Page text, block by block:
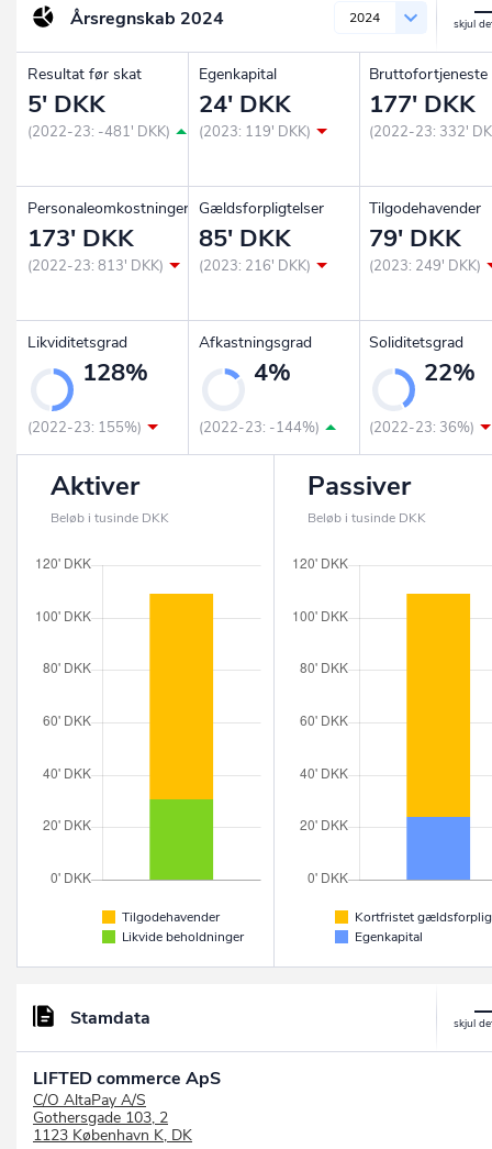
Årsregnskab 2024 2024
Resultat før skat
5' DKK
(2022-23: -481' DKK)
Egenkapital
24' DKK
(2023: 119' DKK)
Bruttofortjeneste
177' DKK
(2022-23: 332'
Personaleomkostninger
173' DKK
(2022-23: 813' DKK)
Gældsforpligtelser
85' DKK
(2023: 216' DKK)
Tilgodehavender
79' DKK
(2023: 249' DKK)
Likviditetsgrad
128%
(2022-23: 155%)
Afkastningsgrad
4%
(2022-23: -144%)
Soliditetsgrad
22%
(2022-23: 36%)
Aktiver
Beløb i tusinde DKK
Tilgodehavender
Likvide beholdninger
Passiver
Beløb i tusinde DKK
Kortfristet
Egenkapital
Stamdata
LIFTED commerce ApS
C/O AltaPay A/S
Gothersgade 103, 2
1123 København K, DK